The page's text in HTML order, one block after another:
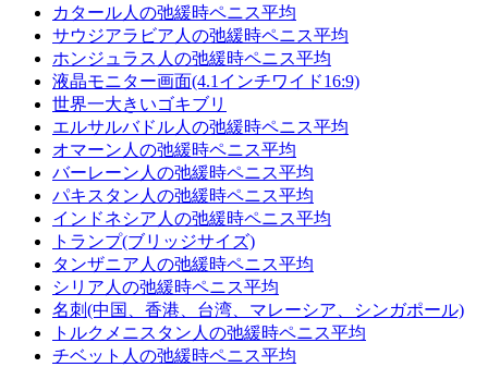
カタール人の弛緩時ペニス平均
サウジアラビア人の弛緩時ペニス平均
ホンジュラス人の弛緩時ペニス平均
液晶モニター画面(4.1インチワイド16:9)
世界一大きいゴキブリ
エルサルバドル人の弛緩時ペニス平均
オマーン人の弛緩時ペニス平均
バーレーン人の弛緩時ペニス平均
パキスタン人の弛緩時ペニス平均
インドネシア人の弛緩時ペニス平均
トランプ(ブリッジサイズ)
タンザニア人の弛緩時ペニス平均
シリア人の弛緩時ペニス平均
名刺(中国、香港、台湾、マレーシア、シンガポール)
トルクメニスタン人の弛緩時ペニス平均
チベット人の弛緩時ペニス平均